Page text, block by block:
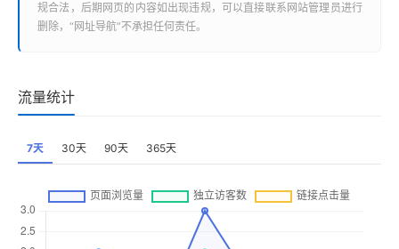
规合法，后期网页的内容如出现违规，可以直接联系网站管理员进行
删除，“ 网址导航”不承担任何责任。
流量统计
7天 30天 90天 365天